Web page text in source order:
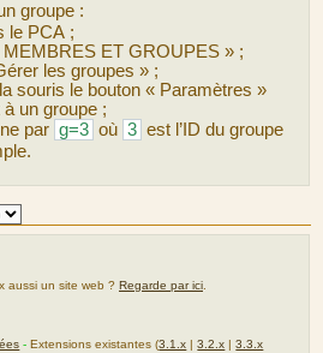
groupe :
le PCA ;
MEMBRES ET GROUPES » ;
les groupes » ;
souris le bouton « Paramètres »
un groupe ;
par g=3 où 3 est l’ID du groupe
aussi un site web ? Regarde par ici.
-Extensions existantes (3.1.x |3.2.x |3.3.x